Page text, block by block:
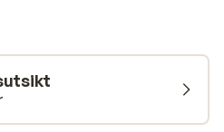
du ska kunna njuta av den
bad. Upptäck den
av den nybyggda poolen.
Hotel in till avkoppling och
med din komfort i